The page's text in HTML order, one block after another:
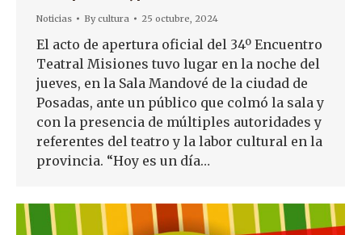
Noticias Bycultura 25 octubre, 2024
El acto de apertura oficial del 34º Encuentro
Teatral Misiones tuvo lugar en la noche del
jueves, en la Sala Mandové de la ciudad de
Posadas, ante un público que colmó la sala y
con la presencia de múltiples autoridades y
referentes del teatro y la labor cultural en la
provincia. “Hoy es un día…